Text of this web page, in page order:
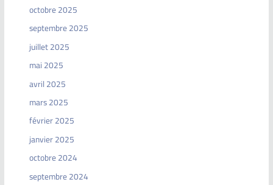
octobre 2025
septembre 2025
juillet 2025
mai 2025
avril 2025
mars 2025
février 2025
janvier 2025
octobre 2024
septembre 2024